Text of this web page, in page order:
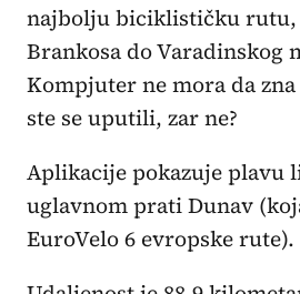
najbolju biciklističku
Brankosa do Varadinskog
Kompjuter ne mora da
ste se uputili, zar ne?
Aplikacije pokazuje plavu
uglavnom prati Dunav
EuroVelo 6 evropske rute).